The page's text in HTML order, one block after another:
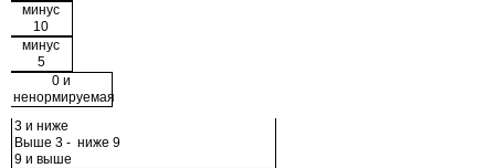
минус
10
минус
5
0 и
ненормируемая
3 и ниже
Выше 3 - ниже 9
9 и выше